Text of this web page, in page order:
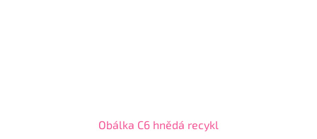
Obálka C6 hnědá recykl